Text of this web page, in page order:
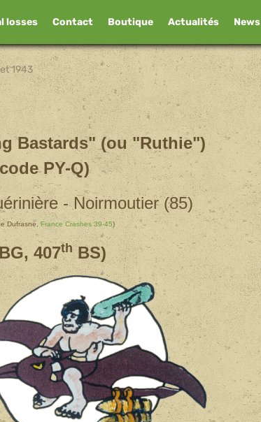
losses Contact Boutique Actualités News
1943
Bastards" (ou "Ruthie")
PY-Q)
- Noirmoutier (85)
Dufrasne,France Crashes 39-45)
407thBS)